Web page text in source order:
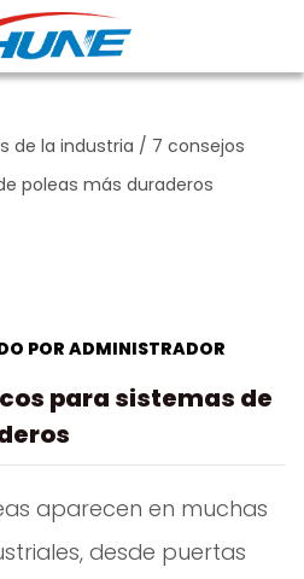
de la industria / 7 consejos
poleas más duraderos
POR ADMINISTRADOR
para sistemas de
aparecen en muchas
desde puertas